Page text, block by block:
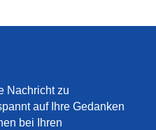
Nachricht zu
auf Ihre Gedanken
bei Ihren